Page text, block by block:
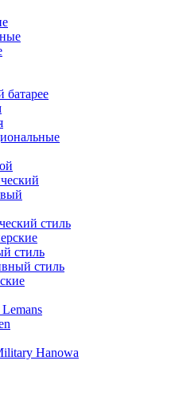
батарее
стиль
стиль
стиль
Lemans
Hanowa